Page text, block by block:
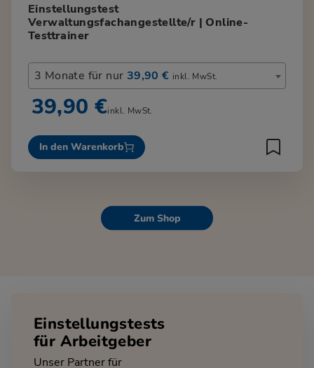
Einstellungstest
Verwaltungsfachangestellte/r | Online-
Testtrainer
3 Monate für nur 39,90 € inkl. MwSt.
39,90 €inkl. MwSt.
In den Warenkorb
Zum Shop
Einstellungstests
für Arbeitgeber
Unser Partner für